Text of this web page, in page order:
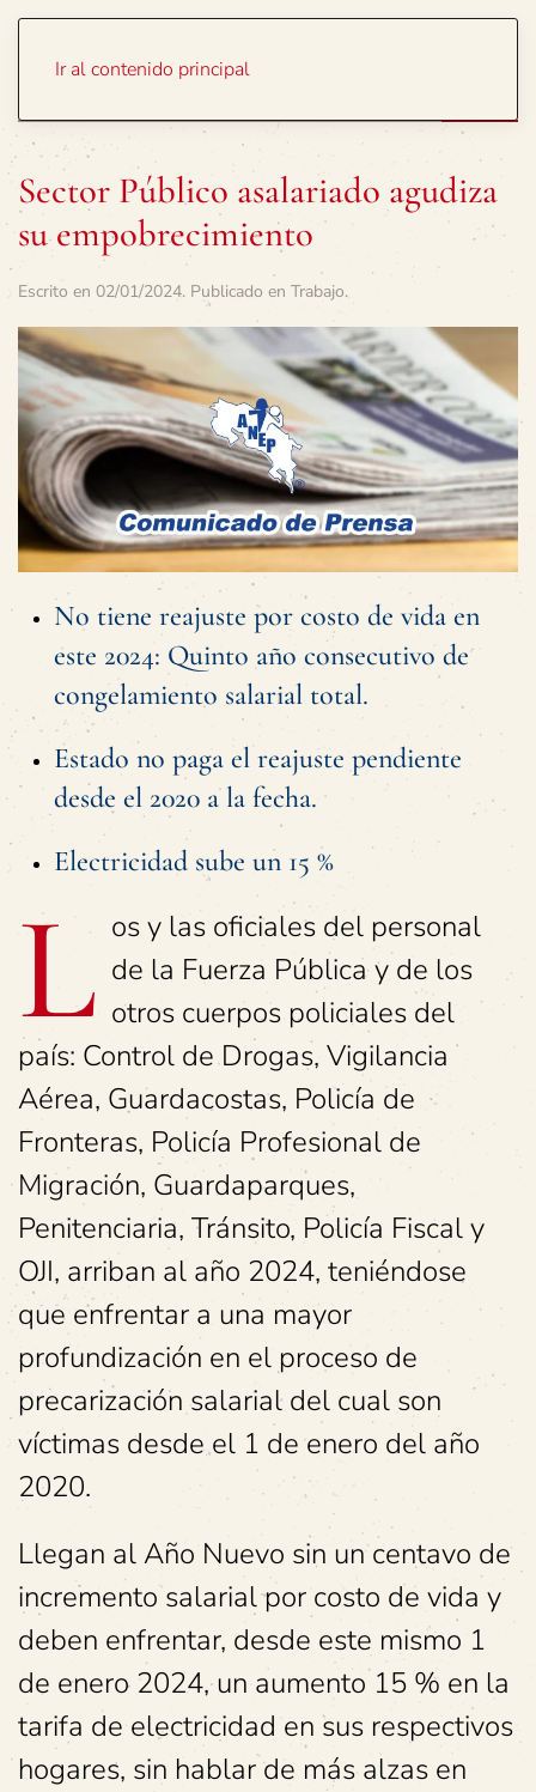
Ir al contenido principal
Sector Público asalariado agudiza
su empobrecimiento
Escrito en 02/01/2024. Publicado en Trabajo.
No tiene reajuste por costo de vida en
este 2024: Quinto año consecutivo de
congelamiento salarial total.
Estado no paga el reajuste pendiente
desde el 2020 a la fecha.
Electricidad sube un 15 %
L os y las oficiales del personal
de la Fuerza Pública y de los
otros cuerpos policiales del
país: Control de Drogas, Vigilancia
Aérea, Guardacostas, Policía de
Fronteras, Policía Profesional de
Migración, Guardaparques,
Penitenciaria, Tránsito, Policía Fiscal y
OJI, arriban al año 2024, teniéndose
que enfrentar a una mayor
profundización en el proceso de
precarización salarial del cual son
víctimas desde el 1 de enero del año
2020.
Llegan al Año Nuevo sin un centavo de
incremento salarial por costo de vida y
deben enfrentar, desde este mismo 1
de enero 2024, un aumento 15 % en la
tarifa de electricidad en sus respectivos
hogares, sin hablar de más alzas en